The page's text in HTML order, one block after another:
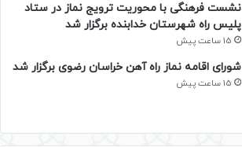
نشست فرهنگی با محوریت ترویج نماز در ستاد
پلیس راه شهرستان خدابنده برگزار شد
15 ساعت پیش
شورای اقامه نماز راه آهن خراسان رضوی برگزار شد
15 ساعت پیش